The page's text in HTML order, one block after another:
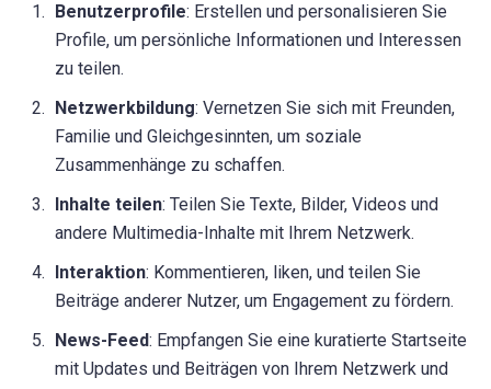
Benutzerprofile: Erstellen und personalisieren Sie
Profile, um persönliche Informationen und Interessen
zu teilen.
Netzwerkbildung: Vernetzen Sie sich mit Freunden,
Familie und Gleichgesinnten, um soziale
Zusammenhänge zu schaffen.
Inhalte teilen: Teilen Sie Texte, Bilder, Videos und
andere Multimedia-Inhalte mit Ihrem Netzwerk.
Interaktion: Kommentieren, liken, und teilen Sie
Beiträge anderer Nutzer, um Engagement zu fördern.
News-Feed: Empfangen Sie eine kuratierte Startseite
mit Updates und Beiträgen von Ihrem Netzwerk und